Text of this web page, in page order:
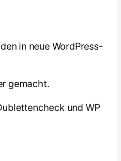
in neue WordPress-
gemacht.
und WP